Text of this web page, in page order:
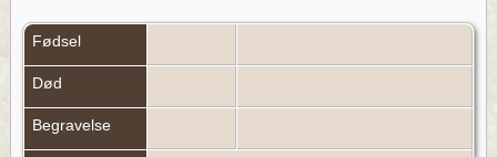
Fødsel
Død
Begravelse